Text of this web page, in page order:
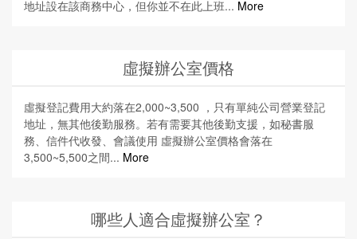
地址設在該商務中心，但你並不在此上班... More
虛擬辦公室價格
虛擬登記費用大約落在2,000~3,500 ，只有單純公司營業登記
地址，無其他後勤服務。若有需要其他後勤支援，如秘書服
務、信件代收發、會議使用 虛擬辦公室價格會落在
3,500~5,500之間... More
哪些人適合虛擬辦公室？